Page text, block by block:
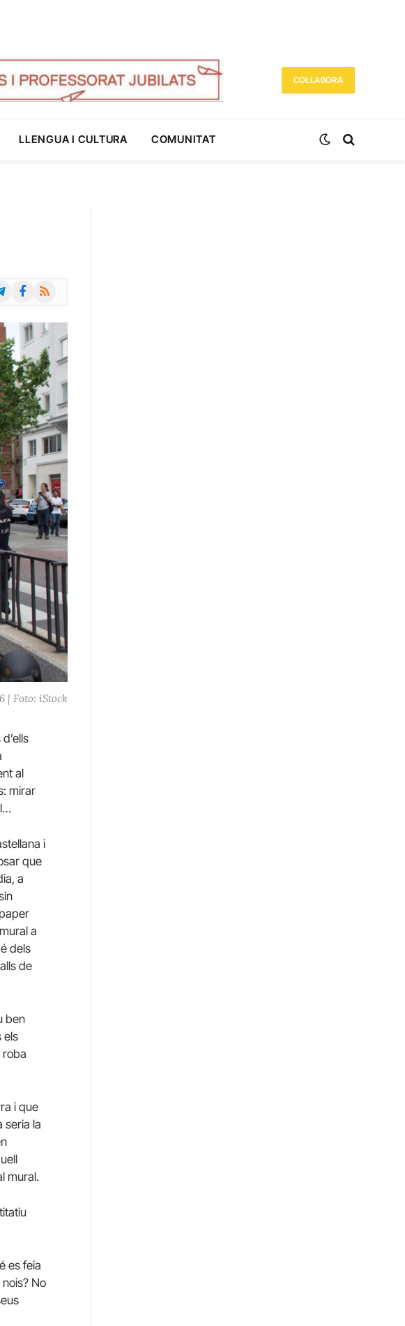
COL·LABORA
LLENGUA I CULTURA COMUNITAT
Facebook
RSS
| Foto: iStock
al
mirar
i
que
a
a
dels
de
ben
els
roba
i que
seria la
mural.
es feia
No